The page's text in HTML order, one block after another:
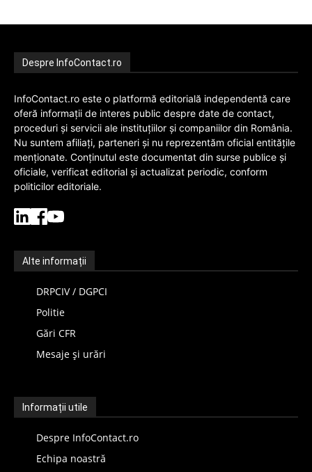
Despre InfoContact.ro
InfoContact.ro este o platformă editorială independentă care
oferă informații de interes public despre date de contact,
proceduri și servicii ale instituțiilor și companiilor din România.
Nu suntem afiliați, parteneri și nu reprezentăm oficial entitățile
menționate. Conținutul este documentat din surse publice și
oficiale, verificat editorial și actualizat periodic, conform
politicilor editoriale.
Alte informații
DRPCIV / DGPCI
Politie
Gări CFR
Mesaje și urări
Informații utile
Despre InfoContact.ro
Echipa noastră